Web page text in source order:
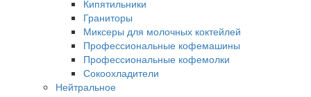
Кипятильники
Граниторы
Миксеры для молочных коктейлей
Профессиональные кофемашины
Профессиональные кофемолки
Сокоохладители
Нейтральное